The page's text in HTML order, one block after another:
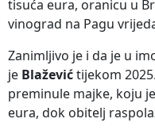
tisuća eura, oranicu u
vinograd na Pagu
Zanimljivo je i da je u
je Blaževićtijekom
preminule majke, koju
eura, dok obitelj